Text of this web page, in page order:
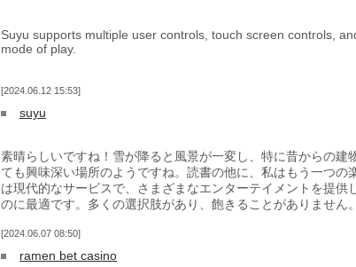
Suyu supports multiple user controls, touch screen controls,
mode of play.
2024.06.12 15:53
suyu
素晴らしいですね！雪が降ると風景が一変し、特に昔からの
ても興味深い場所のようですね。読書の他に、私はもう一つ
は現代的なサービスで、さまざまなエンターテイメントを提
のに最適です。多くの選択肢があり、飽きることがありません。
2024.06.07 08:50
ramen bet casino